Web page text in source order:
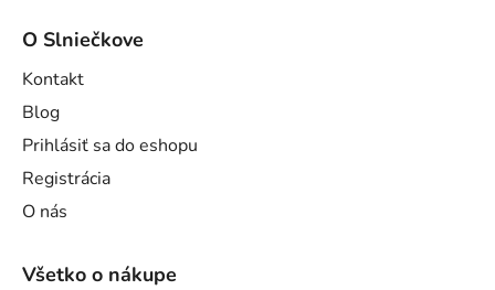
O Slniečkove
Kontakt
Blog
Prihlásiť sa do eshopu
Registrácia
O nás
Všetko o nákupe